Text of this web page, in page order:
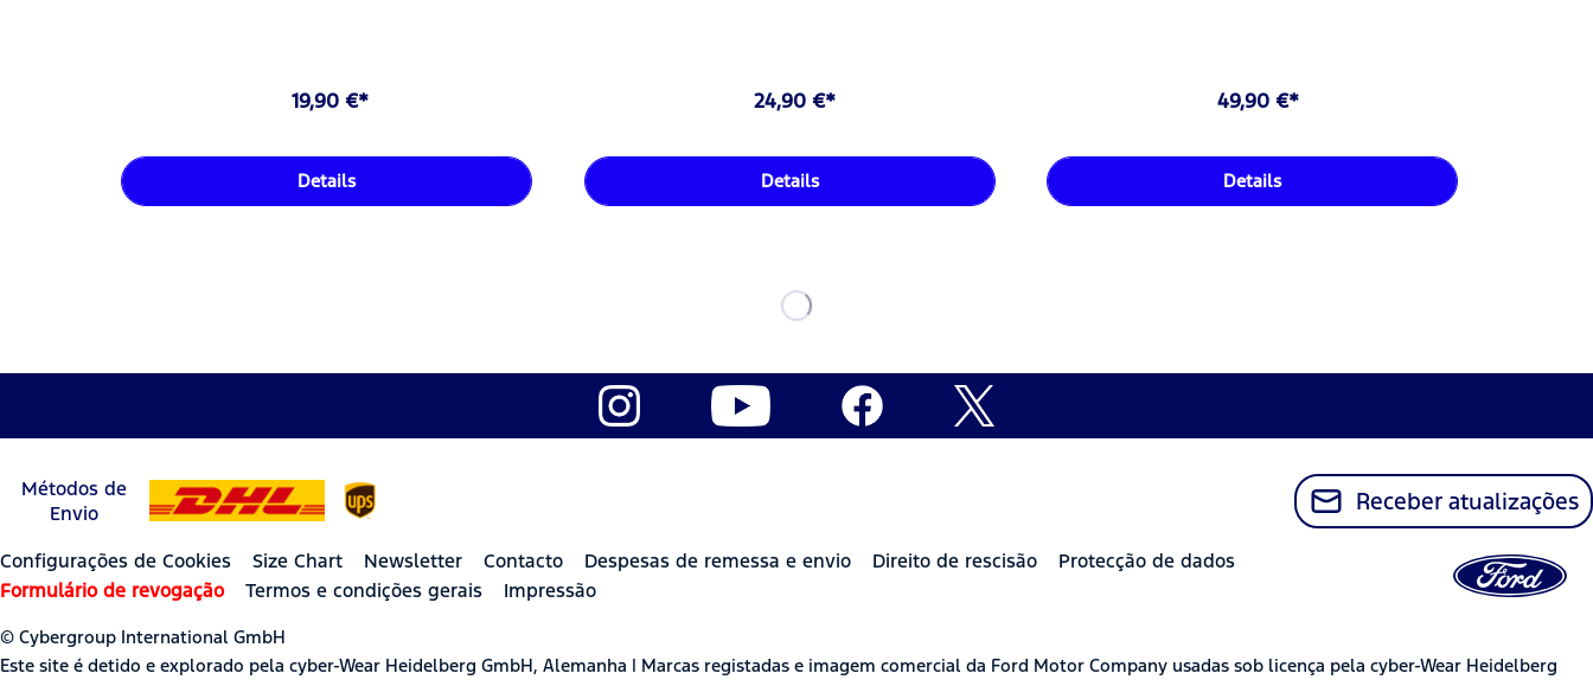
19,90 €*
Details
24,90 €*
Details
49,90 €*
Details
Métodos de
Envio
Receber atualizações
Configurações de Cookies Size Chart Newsletter Contacto Despesas de remessa e envio Direito de rescisão
Protecção de dados
Formulário de revogação
Termos e condições gerais Impressão
© Cybergroup International GmbH
Este site é detido e explorado pela cyber-Wear Heidelberg GmbH, Alemanha | Marcas registadas e imagem comercial da Ford Motor Company usadas sob licença pela cyber-Wear Heidelberg